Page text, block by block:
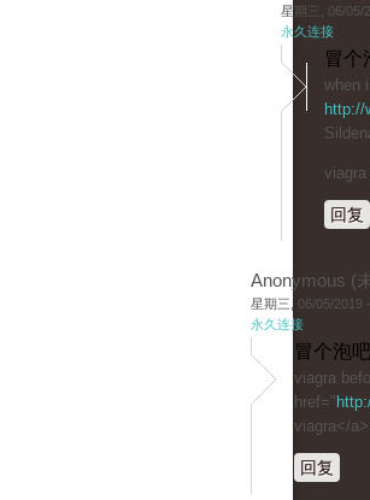
星期三, 06/05/
永久连接
冒个
when
http://
回复
Anonymous (
星期三, 06/05/2019
永久连接
冒个泡
viagra
href="
viagra</
回复